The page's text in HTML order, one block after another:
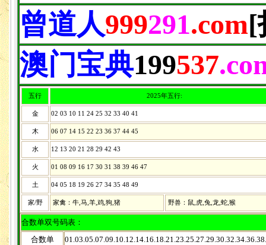
曾道人999291.com[
澳门宝典199537
五行 2025年五行:
金 02 03 10 11 24 25 32 33 40 41
木 06 07 14 15 22 23 36 37 44 45
水 12 13 20 21 28 29 42 43
火 01 08 09 16 17 30 31 38 39 46 47
土 04 05 18 19 26 27 34 35 48 49
家/野 家禽：牛,马,羊,鸡,狗,猪 野兽：鼠,虎,兔,龙,蛇,猴
合数单双号码表：
合数单